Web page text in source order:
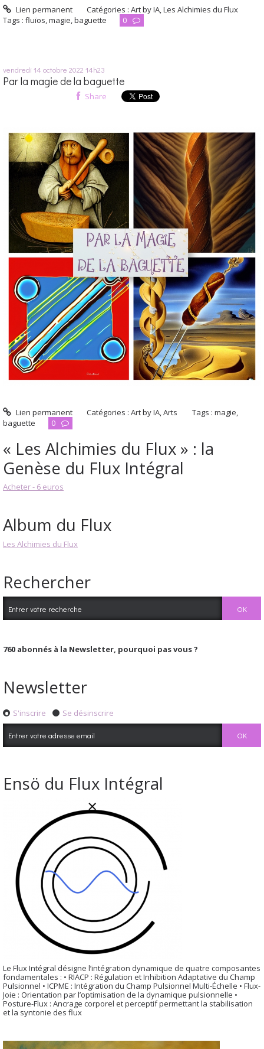
Lien permanent Catégories :Art by IA,Les Alchimies du Flux
Tags : fluïos,magie,baguette 0
vendredi 14 octobre 2022 14h23
Par la magie de la baguette
Share
Lien permanent Catégories :Art by IA,Arts Tags :magie,
baguette
0
« Les Alchimies du Flux » : la
Genèse du Flux Intégral
Acheter - 6 euros
Album du Flux
Les Alchimies du Flux
Rechercher
760 abonnés à la Newsletter, pourquoi pas vous ?
Newsletter
S'inscrire Se désinscrire
Ensö du Flux Intégral
Le Flux Intégral désigne l’intégration dynamique de quatre composantes
fondamentales : • RIACP : Régulation et Inhibition Adaptative du Champ
Pulsionnel • ICPME : Intégration du Champ Pulsionnel Multi-Échelle • Flux-
Joie : Orientation par l’optimisation de la dynamique pulsionnelle •
Posture-Flux : Ancrage corporel et perceptif permettant la stabilisation
et la syntonie des flux